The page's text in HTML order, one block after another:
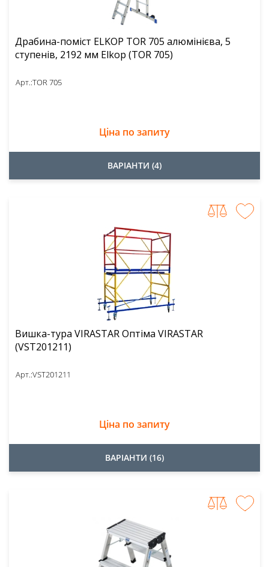
Драбина-поміст ELKOP TOR 705 алюмінієва, 5
ступенів, 2192 мм Elkop (TOR 705)
Арт.:TOR 705
Ціна по запиту
ВАРІАНТИ (4)
Вишка-тура VIRASTAR Оптіма VIRASTAR
(VST201211)
Арт.:VST201211
Ціна по запиту
ВАРІАНТИ (16)